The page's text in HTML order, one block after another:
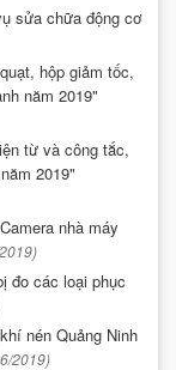
sửa chữa động cơ
hộp giảm tốc,
năm 2019"
từ và công tắc,
2019"
nhà máy
đo các loại phục
nén Quảng Ninh
2019)